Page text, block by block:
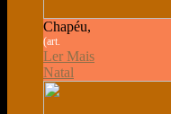
Chapéu,
(art.
Ler Mais
Natal